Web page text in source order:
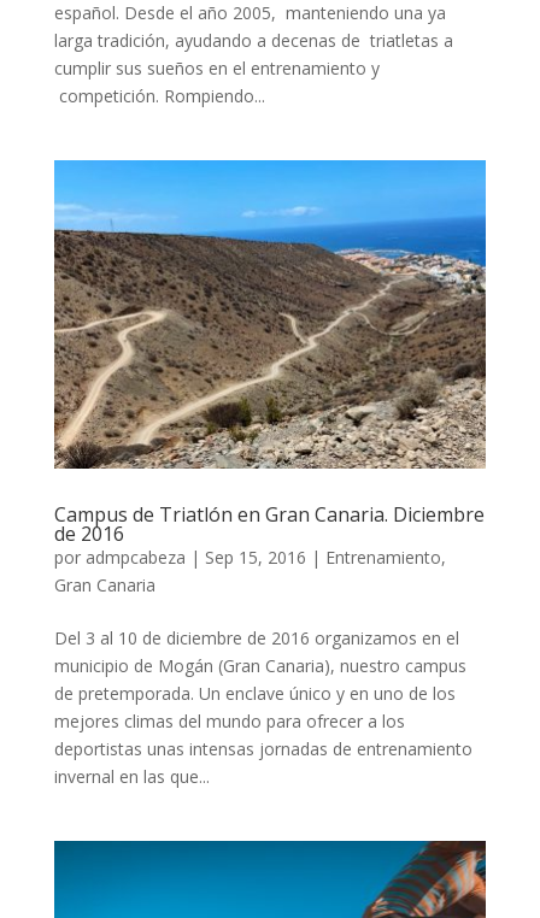
español. Desde el año 2005, manteniendo una ya
larga tradición, ayudando a decenas de triatletas a
cumplir sus sueños en el entrenamiento y
competición. Rompiendo...
Campus de Triatlón en Gran Canaria. Diciembre
de 2016
por admpcabeza | Sep 15, 2016 | Entrenamiento,
Gran Canaria
Del 3 al 10 de diciembre de 2016 organizamos en el
municipio de Mogán (Gran Canaria), nuestro campus
de pretemporada. Un enclave único y en uno de los
mejores climas del mundo para ofrecer a los
deportistas unas intensas jornadas de entrenamiento
invernal en las que...